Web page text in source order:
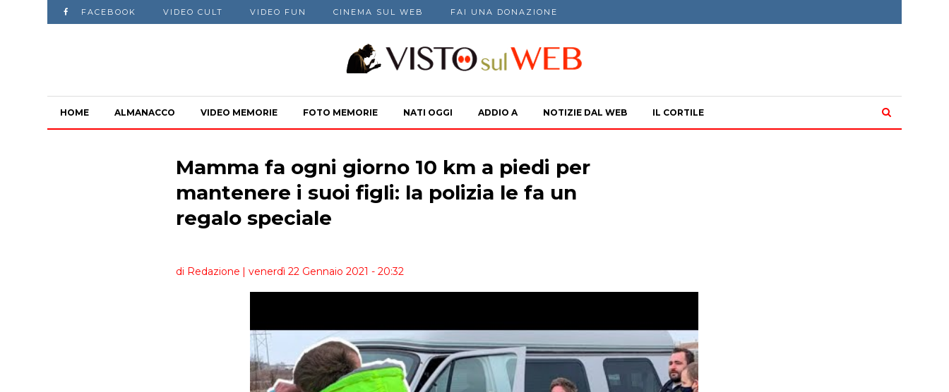
FACEBOOK VIDEO CULT VIDEO FUN CINEMA SUL WEB FAI UNA DONAZIONE
HOME ALMANACCO VIDEO MEMORIE FOTO MEMORIE NATI OGGI ADDIO A NOTIZIE DAL WEB IL CORTILE
Mamma fa ogni giorno 10 km a piedi per
mantenere i suoi figli: la polizia le fa un
regalo speciale
di Redazione | venerdì 22 Gennaio 2021 - 20:32